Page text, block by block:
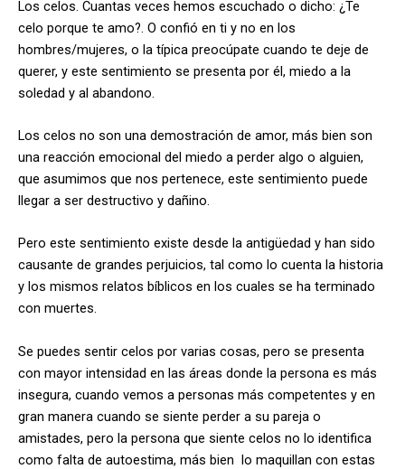
Los celos. Cuantas veces hemos escuchado o dicho: ¿Te
celo porque te amo?. O confió en ti y no en los
hombres/mujeres, o la típica preocúpate cuando te deje de
querer, y este sentimiento se presenta por él, miedo a la
soledad y al abandono.
Los celos no son una demostración de amor, más bien son
una reacción emocional del miedo a perder algo o alguien,
que asumimos que nos pertenece, este sentimiento puede
llegar a ser destructivo y dañino.
Pero este sentimiento existe desde la antigüedad y han sido
causante de grandes perjuicios, tal como lo cuenta la historia
y los mismos relatos bíblicos en los cuales se ha terminado
con muertes.
Se puedes sentir celos por varias cosas, pero se presenta
con mayor intensidad en las áreas donde la persona es más
insegura, cuando vemos a personas más competentes y en
gran manera cuando se siente perder a su pareja o
amistades, pero la persona que siente celos no lo identifica
como falta de autoestima, más bien lo maquillan con estas